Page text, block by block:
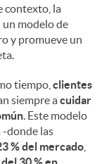
contexto, la
modelo de
y promueve un
tiempo, clientes
siempre acuidar
. Este modelo
donde las
% del mercado